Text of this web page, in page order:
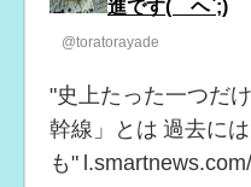
進です(´ヘ`;)
@toratorayade
"史上たった一つだ
幹線」とは 過去に
も"